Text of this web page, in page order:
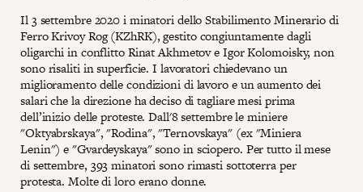
Il 3 settembre 2020 i minatori dello Stabilimento Minerario di
Ferro Krivoy Rog (KZhRK), gestito congiuntamente dagli
oligarchi in conflitto Rinat Akhmetov e Igor Kolomoisky, non
sono risaliti in superficie. I lavoratori chiedevano un
miglioramento delle condizioni di lavoro e un aumento dei
salari che la direzione ha deciso di tagliare mesi prima
dell’inizio delle proteste. Dall'8 settembre le miniere
"Oktyabrskaya", "Rodina", "Ternovskaya" (ex "Miniera
Lenin") e "Gvardeyskaya" sono in sciopero. Per tutto il mese
di settembre, 393 minatori sono rimasti sottoterra per
protesta. Molte di loro erano donne.